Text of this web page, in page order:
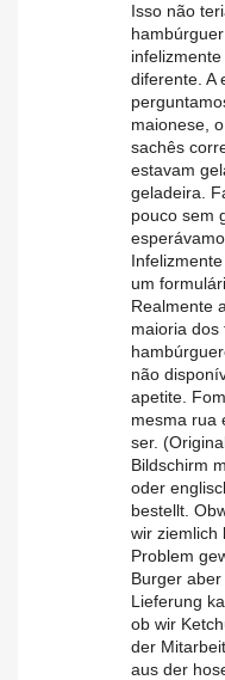
Isso não
diferente. A
maionese,
sachês
estavam
geladeira.
pouco sem
um
Realmente
maioria dos
não
apetite.
mesma rua
ser.
Bildschirm
oder
bestellt.
wir ziemlich
Problem
Burger
Lieferung
ob wir
der
aus der